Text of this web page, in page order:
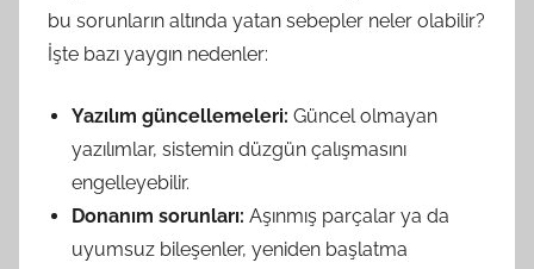
bu sorunların altında yatan sebepler neler olabilir?
İşte bazı yaygın nedenler:
Yazılım güncellemeleri: Güncel olmayan
yazılımlar, sistemin düzgün çalışmasını
engelleyebilir.
Donanım sorunları: Aşınmış parçalar ya da
uyumsuz bileşenler, yeniden başlatma